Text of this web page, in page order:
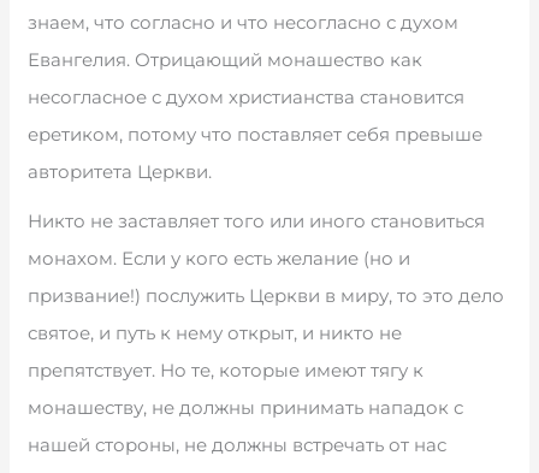
знаем, что согласно и что несогласно с духом
Евангелия. Отрицающий монашество как
несогласное с духом христианства становится
еретиком, потому что поставляет себя превыше
авторитета Церкви.
Никто не заставляет того или иного становиться
монахом. Если у кого есть желание (но и
призвание!) послужить Церкви в миру, то это дело
святое, и путь к нему открыт, и никто не
препятствует. Но те, которые имеют тягу к
монашеству, не должны принимать нападок с
нашей стороны, не должны встречать от нас